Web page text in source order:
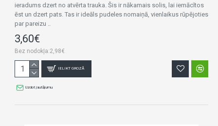
ieradums dzert no atvērta trauka. Šis ir nākamais solis, lai iemācītos
ēst un dzert pats. Tas ir ideāls pudeles nomaiņā, vienlaikus rūpējoties
par pareizu ..
3,60€
Bez nodokļa:2,98€
IELIKT GROZĀ
Uzdot jautājumu